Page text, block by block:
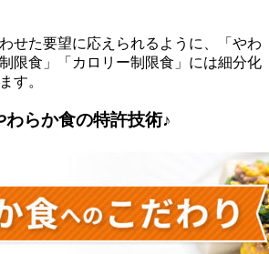
せた要望に応えられるように、「やわ
限食」「カロリー制限食」には細分化
す。
らか食の特許技術♪